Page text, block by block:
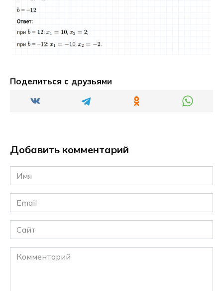
Поделиться с друзьями
Добавить комментарий
Имя
*
Email
*
Сайт
Комментарий